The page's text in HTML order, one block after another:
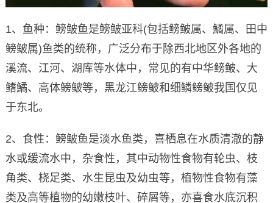
1、鱼种：鳑鲏鱼是鳑鲏亚科(包括鳑鲏属、鱊属、田中
鳑鲏属)鱼类的统称，广泛分布于除西北地区外各地的
溪流、江河、湖库等水体中，常见的有中华鳑鲏、大
鳍鱊、高体鳑鲏等，黑龙江鳑鲏和细鳞鳑鲏我国仅见
于东北。
2、食性：鳑鲏鱼是淡水鱼类，喜栖息在水质清澈的静
水或缓流水中，杂食性，其中动物性食物有轮虫、枝
角类、桡足类、水生昆虫及幼虫等，植物性食物有藻
类及高等植物的幼嫩枝叶、碎屑等，亦喜食水底沉积